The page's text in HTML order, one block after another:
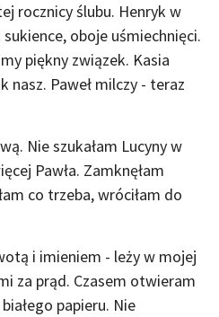
rocznicy ślubu. Henryk w
oboje uśmiechnięci.
piękny związek. Kasia
nasz. Paweł milczy - teraz
Nie szukałam Lucyny w
Pawła. Zamknęłam
co trzeba, wróciłam do
i imieniem - leży w mojej
za prąd. Czasem otwieram
papieru. Nie